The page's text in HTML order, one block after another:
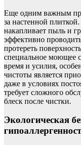
Еще одним важным
за настенной
накапливает пыль и
эффективно
протереть
специальное моющее
время и усилия,
чистоты является
даже в условиях
требует сложного
блеск после чистки.
Экологическая